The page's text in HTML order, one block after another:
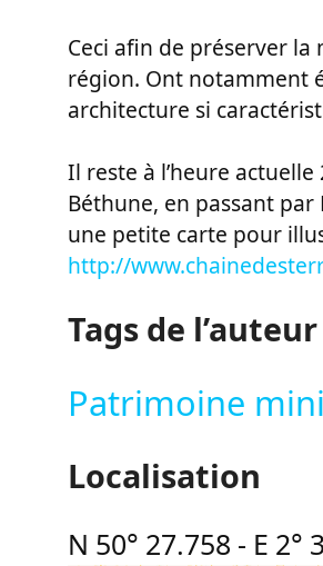
Ceci afin de préserver
région. Ont notamment
architecture si
Il reste à l’heure
Béthune, en passant
une petite carte pour
http://
Tags de l’auteur
Patrimoine
Localisation
N 50° 27.758 - E 2°